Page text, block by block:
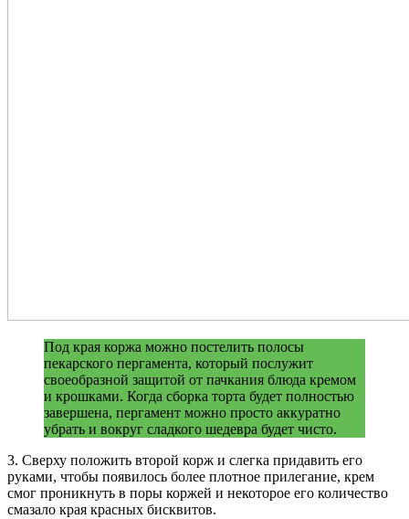
Под края коржа можно постелить полосы
пекарского пергамента, который послужит
своеобразной защитой от пачкания блюда кремом
и крошками. Когда сборка торта будет полностью
завершена, пергамент можно просто аккуратно
убрать и вокруг сладкого шедевра будет чисто.
3. Сверху положить второй корж и слегка придавить его
руками, чтобы появилось более плотное прилегание, крем
смог проникнуть в поры коржей и некоторое его количество
смазало края красных бисквитов.